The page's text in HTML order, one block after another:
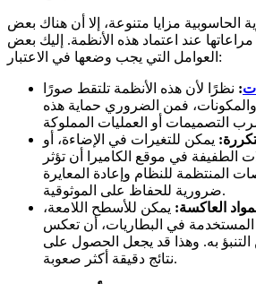
الحاسوبية مزايا متنوعة، إلا أن هناك بعض
مراعاتها عند اعتماد هذه الأنظمة. إليك بعض
العوامل التي يجب وضعها في الاعتبار:
: نظرًا لأن هذه الأنظمة تلتقط صورًا
فمن الضروري حماية هذه
يمكن للتغيرات في الإضاءة، أو
الطفيفة في موقع الكاميرا أن تؤثر
المنتظمة للنظام وإعادة المعايرة
ضرورية للحفاظ على الموثوقية.
العاكسة: يمكن للأسطح اللامعة،
المستخدمة في البطاريات، أن تعكس
به. وهذا قد يجعل الحصول على
نتائج دقيقة أكثر صعوبة.